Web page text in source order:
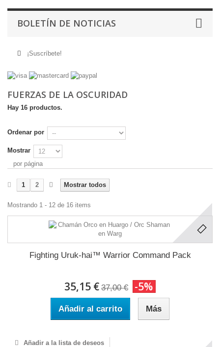
BOLETÍN DE NOTICIAS
¡Suscríbete!
FUERZAS DE LA OSCURIDAD
Hay 16 productos.
Ordenar por
Mostrar
por página
Mostrar todos
1 2
Mostrando 1 - 12 de 16 items
Fighting Uruk-hai™ Warrior Command Pack
35,15 € 37,00 € -5%
Añadir al carrito Más
Añadir a la lista de deseos